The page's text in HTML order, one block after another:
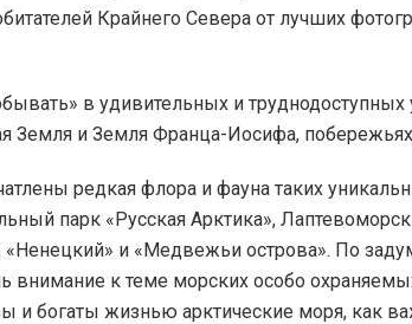
Крайнего Севера от лучших
в удивительных и труднодоступных
Земля и Земля Франца-Иосифа,
редкая флора и фауна таких
парк «Русская Арктика»,
«Ненецкий» и «Медвежьи острова». По
внимание к теме морских особо
и богаты жизнью арктические моря, как